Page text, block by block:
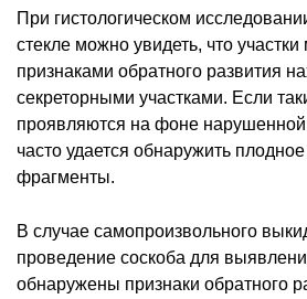
При гистологическом
стекле можно увидеть, что участки
признаками обратного развития
секреторными участками. Если
проявляются на фоне
часто удается обнаружить
фрагменты.
В случае самопроизвольного
проведение соскоба для
обнаружены признаки обратного